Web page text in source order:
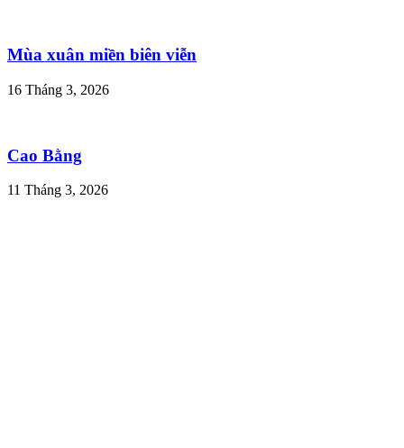
Mùa xuân miền biên viễn
16 Tháng 3, 2026
Cao Bằng
11 Tháng 3, 2026